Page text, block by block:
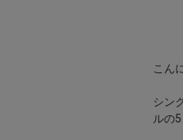
こん
シン
ルの